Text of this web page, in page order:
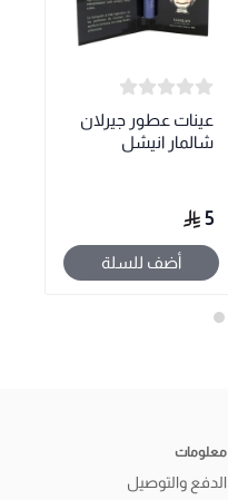
عينات عطور جيرلان
شالمار انيشل
5
أضف للسلة
معلومات
الدفع والتوصيل